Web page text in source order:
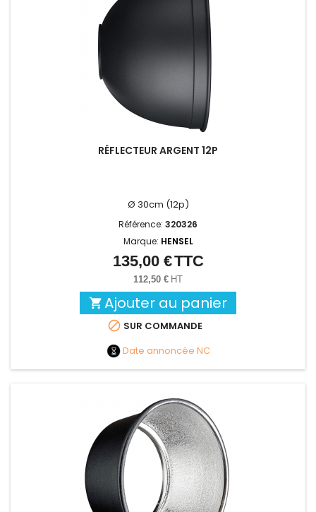
RÉFLECTEUR ARGENT 12P
Ø 30cm (12p)
Référence: 320326
Marque: HENSEL
Prix
135,00 €TTC
112,50 € HT
 Ajouter au panier
 SUR COMMANDE
Date annoncée NC